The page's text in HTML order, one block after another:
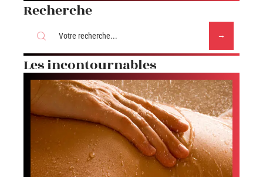
Recherche
Les incontournables